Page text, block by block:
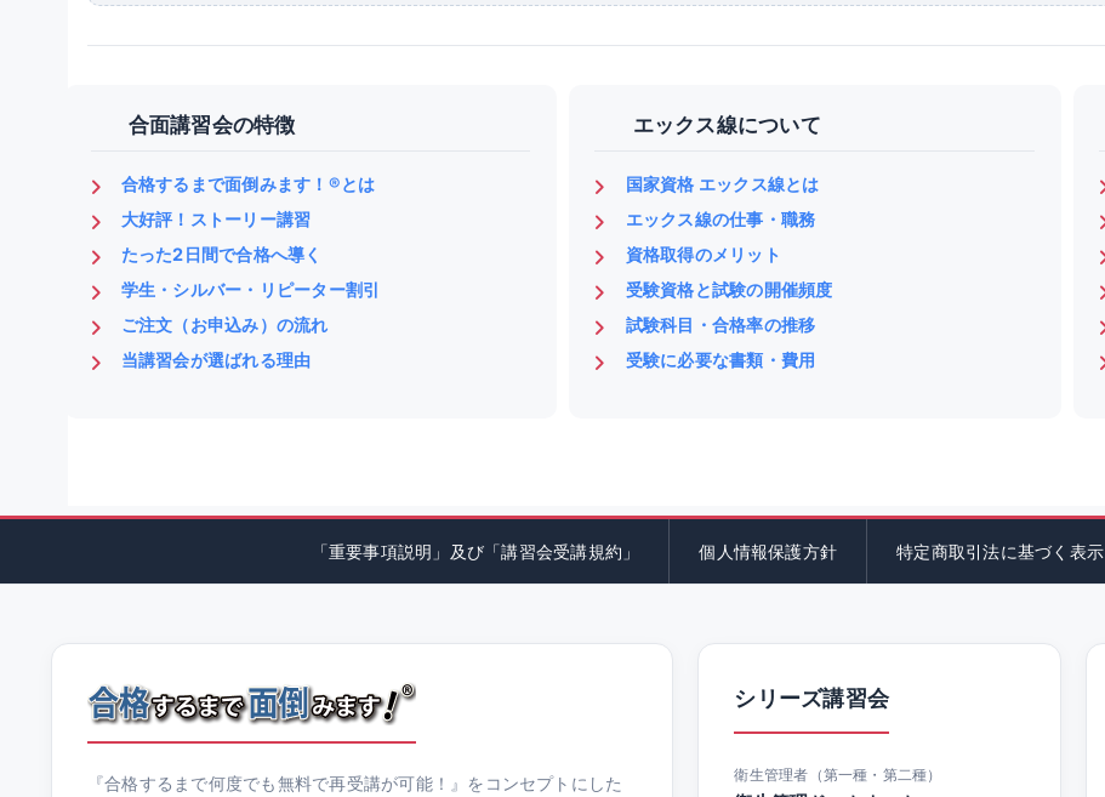
合面講習会の特徴
合格するまで面倒みます！®とは
大好評！ストーリー講習
たった2日間で合格へ導く
学生・シルバー・リピーター割引
ご注文（お申込み）の流れ
当講習会が選ばれる理由
エックス線について
国家資格 エックス線とは
エックス線の仕事・職務
資格取得のメリット
受験資格と試験の開催頻度
試験科目・合格率の推移
受験に必要な書類・費用
「重要事項説明」及び「講習会受講規約」 個人情報保護方針 特定商取引法に基づく表示
『合格するまで何度でも無料で再受講が可能！』をコンセプトにした
シリーズ講習会
衛生管理者（第一種・第二種）